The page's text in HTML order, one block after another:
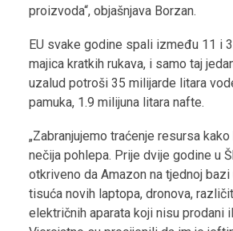
proizvoda“, objašnjava Borzan.
EU svake godine spali između 11 i
majica kratkih rukava, i samo taj
uzalud potroši 35 milijarde litara
pamuka, 1.9 milijuna litara nafte.
„Zabranjujemo traćenje resursa
nečija pohlepa. Prije dvije godine u
otkriveno da Amazon na tjednoj bazi
tisuća novih laptopa, dronova,
električnih aparata koji nisu prodani